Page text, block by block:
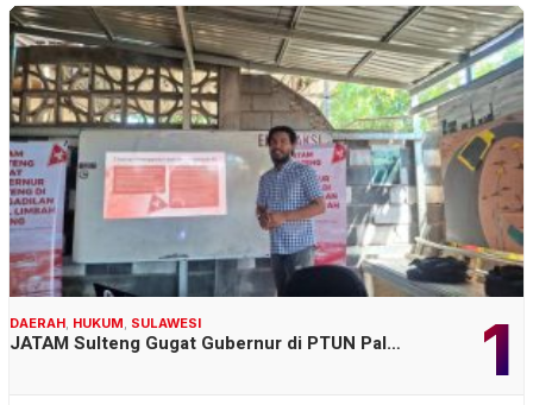
1
DAERAH, HUKUM, SULAWESI
JATAM Sulteng Gugat Gubernur di PTUN Pal…